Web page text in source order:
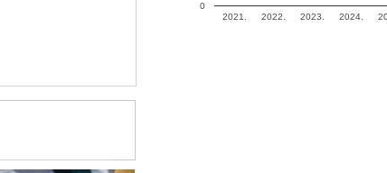
2021. 2022. 2023. 2024.
0